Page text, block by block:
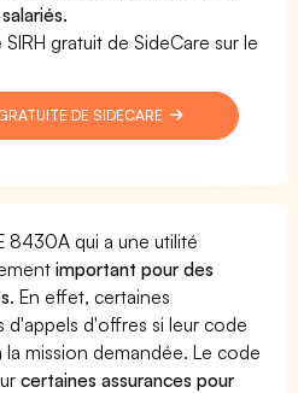
gratuit de SideCare sur le
DE SIDECARE
8430A qui a une utilité
important pour des
. En effet, certaines
d'offres si leur code
mission demandée. Le code
certaines assurances pour